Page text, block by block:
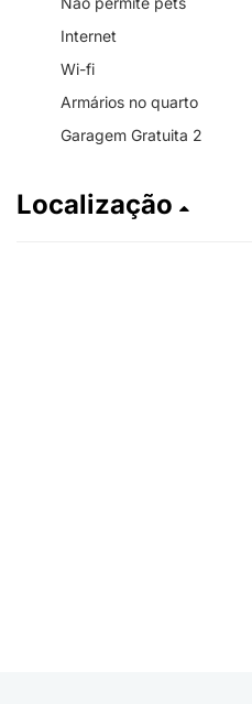
Internet
Wi-fi
Armários no quarto
Garagem Gratuita 2
Localização